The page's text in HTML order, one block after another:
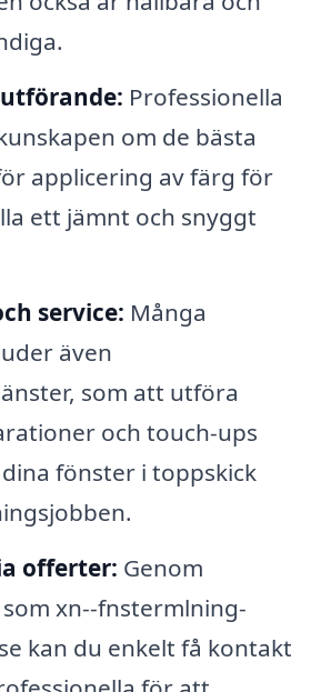
Professionella
om de bästa
applicering av färg för
ett jämnt och snyggt
service: Många
även
som att utföra
och touch-ups
fönster i toppskick
offerter: Genom
xn--fnstermlning-
kan du enkelt få kontakt